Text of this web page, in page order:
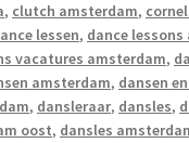
, clutch amsterdam,
lessen, dance
vacatures amsterdam,
amsterdam, dansen
, dansleraar, dansles,
oost, dansles